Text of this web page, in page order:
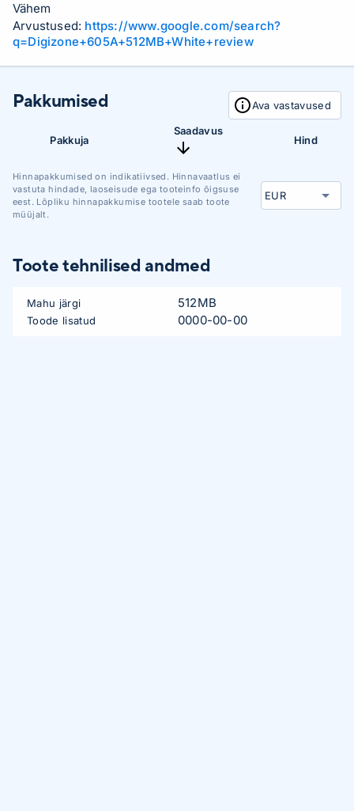
Vähem
Arvustused: https://www.google.com/search?
q=Digizone+605A+512MB+White+review
Pakkumised Ava vastavused
Pakkuja
Saadavus
Hind
Hinnapakkumised on indikatiivsed. Hinnavaatlus ei
vastuta hindade, laoseisude ega tooteinfo õigsuse
eest. Lõpliku hinnapakkumise tootele saab toote
müüjalt.
Toote tehnilised andmed
Mahu järgi 512MB
Toode lisatud 0000-00-00